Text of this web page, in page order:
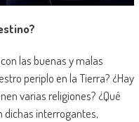
las buenas y malas
periplo en la Tierra? ¿Hay
varias religiones? ¿Qué
dichas interrogantes,